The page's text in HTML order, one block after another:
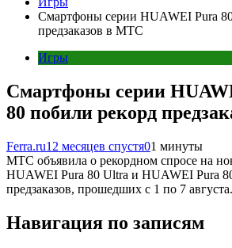
Смартфоны серии HUAWEI Pura
предзаказов в МТС
Игры
Смартфоны серии
80 побили рекорд
Ferra.ru12 месяцев спустя01 минуты
МТС объявила о рекордном спросе на
HUAWEI Pura 80 Ultra и HUAWEI Pura
предзаказов, прошедших с 1 по 7 августа.
Навигация по записям